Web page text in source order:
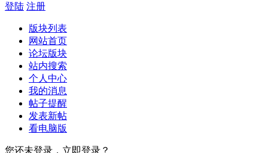
登陆 注册
版块列表
网站首页
论坛版块
站内搜索
个人中心
我的消息
帖子提醒
发表新帖
看电脑版
您还未登录，立即登录？